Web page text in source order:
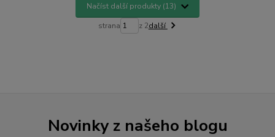
Načíst další produkty (13)
strana z 2další
Novinky z našeho blogu